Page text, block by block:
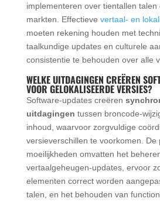
implementeren over tientallen talen
markten. Effectieve vertaal- en
moeten rekening houden met
taalkundige updates en culturele
consistentie te behouden over alle
WELKE UITDAGINGEN CREËREN
VOOR GELOKALISEERDE VERSIES?
Software-updates creëren
uitdagingen tussen broncode-
inhoud, waarvoor zorgvuldige
versieverschillen te voorkomen. De
moeilijkheden omvatten het
vertaalgeheugen-updates, ervoor
elementen correct worden
talen, en het behouden van